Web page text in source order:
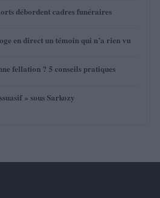
débordent cadres funéraires
en direct un témoin qui n’a rien vu
fellation ? 5 conseils pratiques
» sous Sarkozy